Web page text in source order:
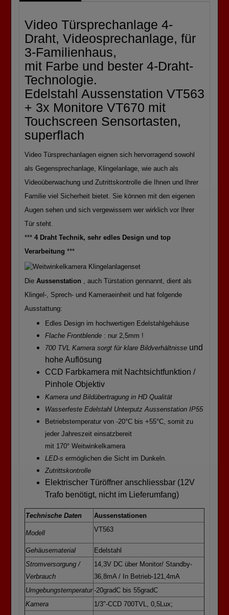
Video Türsprechanlage 4-
Draht, Videosprechanlage, für
3-Familienhaus,
mit Farbe und bester 4-Draht-
Technologie.
Edelstahl Aussenstation VT563
+ 3x Monitore VT670 mit
Touchscreen Sensortasten,
superflach
Video Türsprechanlagen eignen sich hervorragend sowohl
als Gegensprechanlage, Klingelanlage, wie auch als
Videoüberwachung und Zutrittskontrolle die Ihnen und Ihrer
Familie viel Sicherheit bietet. Sie können mit den eigenen
Augen sehen und sich vergewissern wer wirklich vor Ihrer
Tür steht.
*** 4 Draht Technik, sehr edles Design und top
Verarbeitung ***
Die Aussenstation
, auch Türstation gennannt, dient als
Klingel-, Sprech- und Kameraeinheit und hat folgende
Ausstattung:
Edles Design im hochwertigen Edelstahlgehäuse
Flache Frontblende : nur 2,5mm !
700 TVL Kamera sorgt für klare Bildverhältnisse und
hohe Auflösung
CCD Farbkamera mit Nachtsichtfunktion /
Pinhole Objektiv
Kamera und Bildübertragung in HD Qualität
Wasserfeste Edelstahl Unterputz Aussenstation IP55
Betriebstemperatur von -20°C bis +55°C, somit zu
jeder Jahreszeit einsatzbereit
mit 170° Weitwinkelkamera
LED-s ermöglichen die Sicht im Dunkeln.
Zutrittskontrolle
Elektrischer Türöffner anschliessbar (12V
Trafo benötigt, nicht im Lieferumfang)
Technische Daten Aussenstationen
Modell VT563
Gehäusematerial
Edelstahl
Stromversorgung /
Verbrauch
14,3V DC über Monitor/ Standby-
36,8mA / In Betrieb-121,4mA
Umgebungstemperatur -20gradC bis 55gradC
Kamera
1/3"-CCD 700TVL, 0,5Lux;